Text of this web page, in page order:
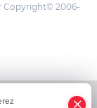
Copyright© 2006-